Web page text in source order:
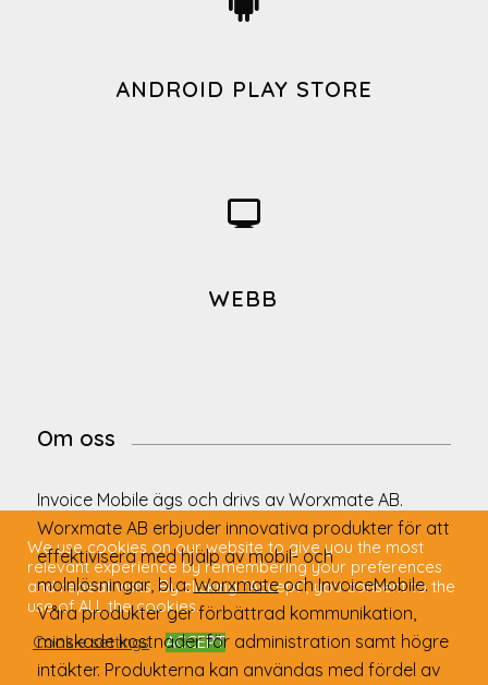
ANDROID PLAY STORE
WEBB
Om oss
Invoice Mobile ägs och drivs av Worxmate AB.
Worxmate AB erbjuder innovativa produkter för att
effektivisera med hjälp av mobil- och
molnlösningar, bl.a.Worxmateoch InvoiceMobile.
Våra produkter ger förbättrad kommunikation,
minskade kostnader för administration samt högre
intäkter. Produkterna kan användas med fördel av
We use cookies on our website to give you the most
relevant experience by remembering your preferences
and repeat visits. By clicking “Accept”, you consent to the
use of ALL the cookies.
Cookie settings
ACCEPT